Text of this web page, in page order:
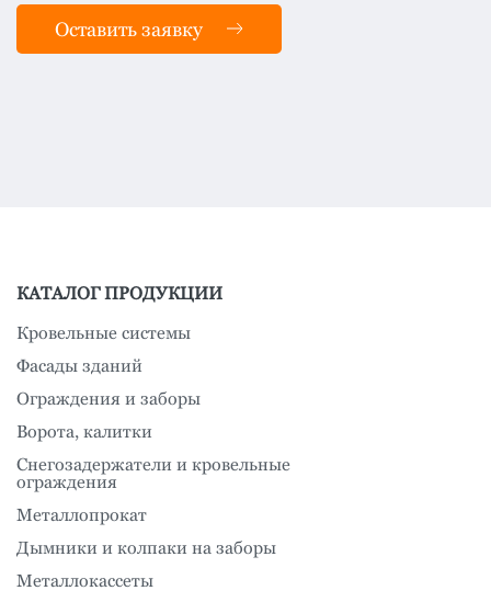
Оставить заявку
КАТАЛОГ ПРОДУКЦИИ
Кровельные системы
Фасады зданий
Ограждения и заборы
Ворота, калитки
Снегозадержатели и кровельные
ограждения
Металлопрокат
Дымники и колпаки на заборы
Металлокассеты